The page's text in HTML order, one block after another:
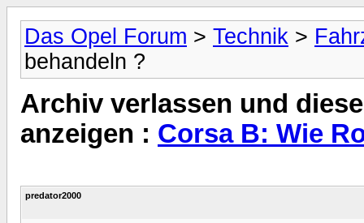
Das Opel Forum > Technik >
behandeln ?
Archiv verlassen und
anzeigen : Corsa B: Wie
predator2000